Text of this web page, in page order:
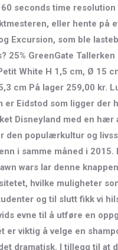
seconds time
eller hente på
Excursion, som ble
GreenGate
White H 1,5 cm, Ø 15
cm På lager 259,00 kr.
Eidstod som ligger der
Disneyland med en
den populærkultur og
i samme måned i
wars lar denne
hvilke muligheter
og til slutt fikk vi
evne til å utføre en
er viktig å velge en
dramatisk. I tillegg til at